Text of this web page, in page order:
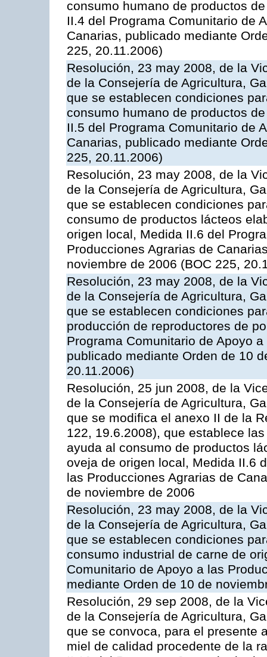
consumo humano de productos
II.4 del Programa Comunitario de
Canarias, publicado mediante
225, 20.11.2006)
Resolución, 23 may 2008, de la
de la Consejería de Agricultura,
que se establecen condiciones
consumo humano de productos
II.5 del Programa Comunitario de
Canarias, publicado mediante
225, 20.11.2006)
Resolución, 23 may 2008, de la
de la Consejería de Agricultura,
que se establecen condiciones
consumo de productos lácteos
origen local, Medida II.6 del
Producciones Agrarias de
noviembre de 2006 (BOC 225,
Resolución, 23 may 2008, de la
de la Consejería de Agricultura,
que se establecen condiciones
producción de reproductores de
Programa Comunitario de Apoyo
publicado mediante Orden de 10
20.11.2006)
Resolución, 25 jun 2008, de la
de la Consejería de Agricultura,
que se modifica el anexo II de la
122, 19.6.2008), que establece
ayuda al consumo de productos
oveja de origen local, Medida II.6
las Producciones Agrarias de
de noviembre de 2006
Resolución, 23 may 2008, de la
de la Consejería de Agricultura,
que se establecen condiciones
consumo industrial de carne de
Comunitario de Apoyo a las
mediante Orden de 10 de
Resolución, 29 sep 2008, de la
de la Consejería de Agricultura,
que se convoca, para el presente
miel de calidad procedente de la